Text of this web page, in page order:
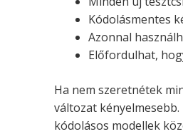
Kódolásmentes
Azonnal
Előfordulhat,
Ha nem szeretnétek
változat
kódolásos modellek